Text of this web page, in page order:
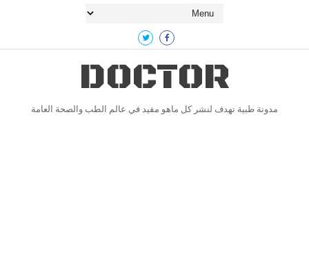
DOCTOR
مدونة طبية تهدف لنشر كل ماهو مفيد في عالم الطب والصحة العامة